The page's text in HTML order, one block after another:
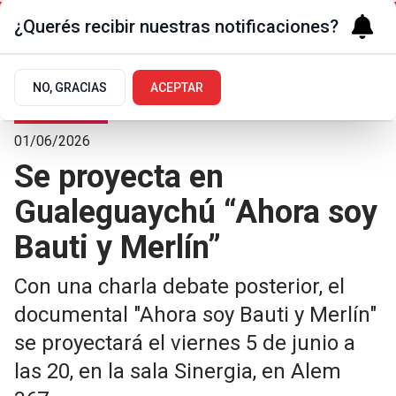
Arte y Cultura
01/06/2026
Se proyecta en
Gualeguaychú “Ahora soy
Bauti y Merlín”
Con una charla debate posterior, el
documental "Ahora soy Bauti y Merlín"
se proyectará el viernes 5 de junio a
las 20, en la sala Sinergia, en Alem
¿Querés recibir nuestras notificaciones?
NO, GRACIAS ACEPTAR